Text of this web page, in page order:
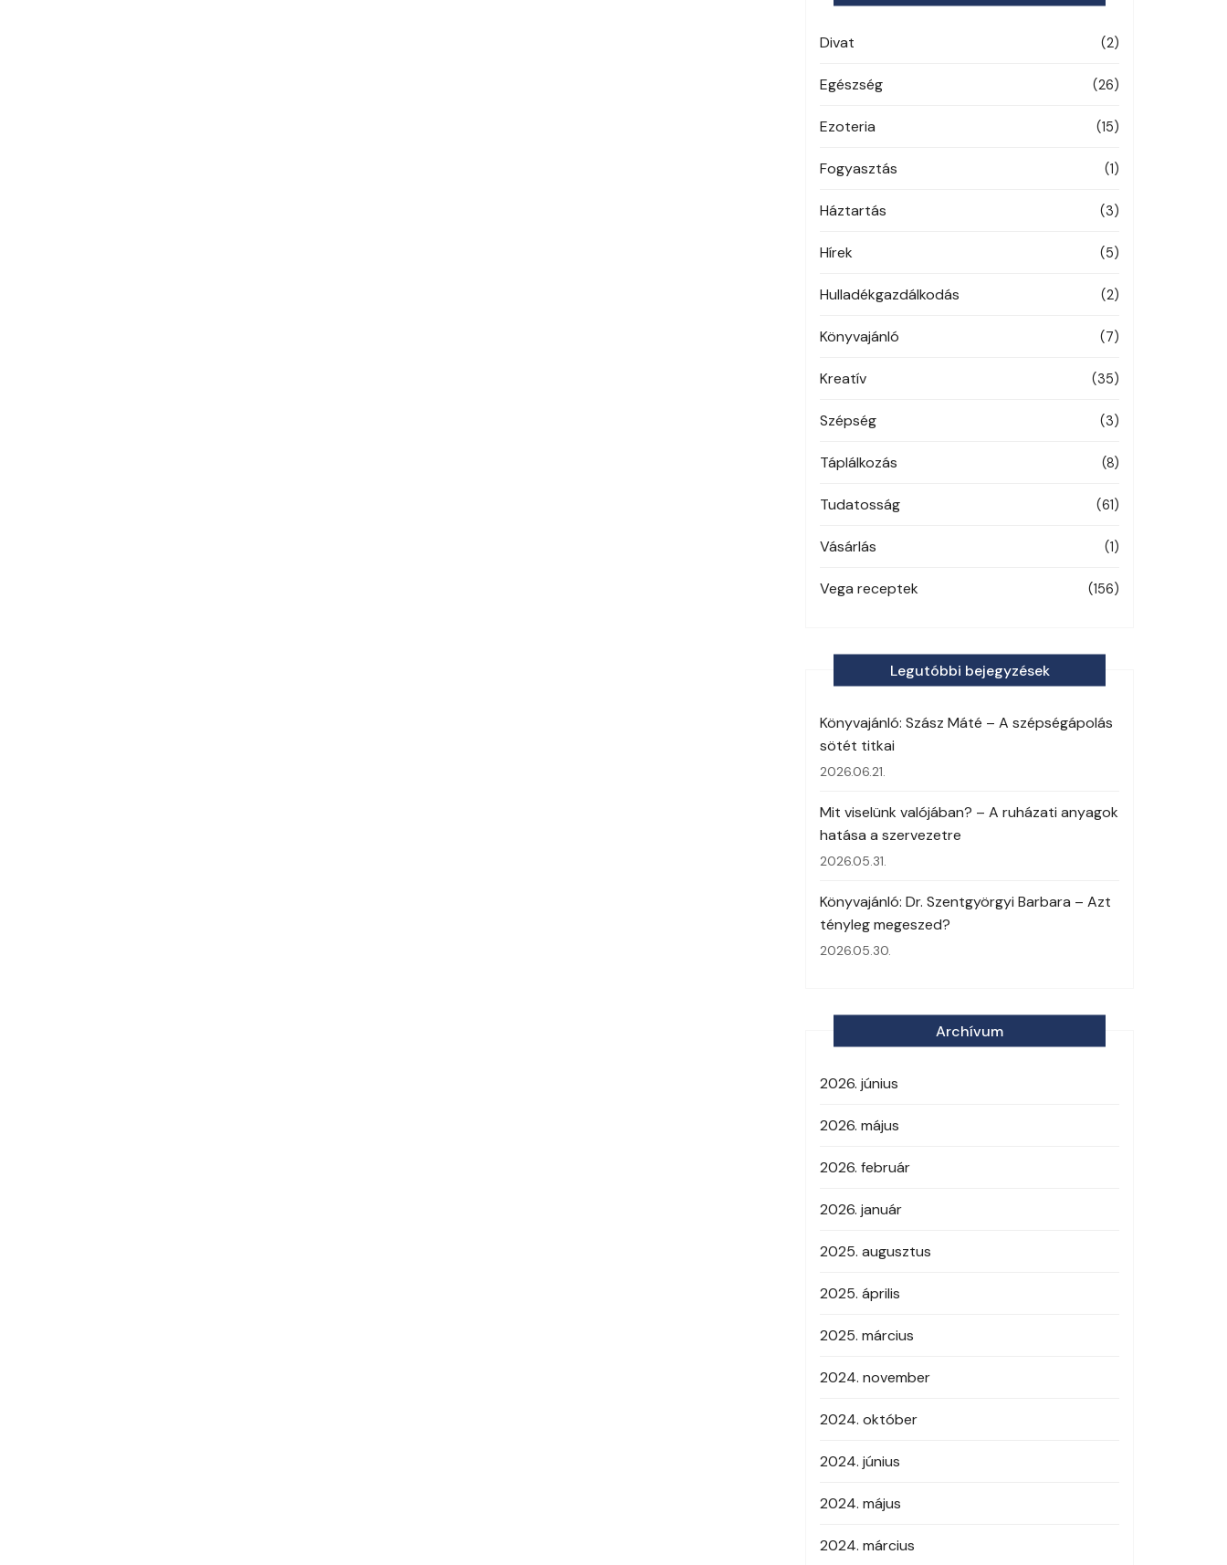
Divat (2)
Egészség (26)
Ezoteria (15)
Fogyasztás (1)
Háztartás (3)
Hírek (5)
Hulladékgazdálkodás (2)
Könyvajánló (7)
Kreatív (35)
Szépség (3)
Táplálkozás (8)
Tudatosság (61)
Vásárlás (1)
Vega receptek (156)
Legutóbbi bejegyzések
Könyvajánló: Szász Máté – A szépségápolás
sötét titkai
2026.06.21.
Mit viselünk valójában? – A ruházati anyagok
hatása a szervezetre
2026.05.31.
Könyvajánló: Dr. Szentgyörgyi Barbara – Azt
tényleg megeszed?
2026.05.30.
Archívum
2026. június
2026. május
2026. február
2026. január
2025. augusztus
2025. április
2025. március
2024. november
2024. október
2024. június
2024. május
2024. március